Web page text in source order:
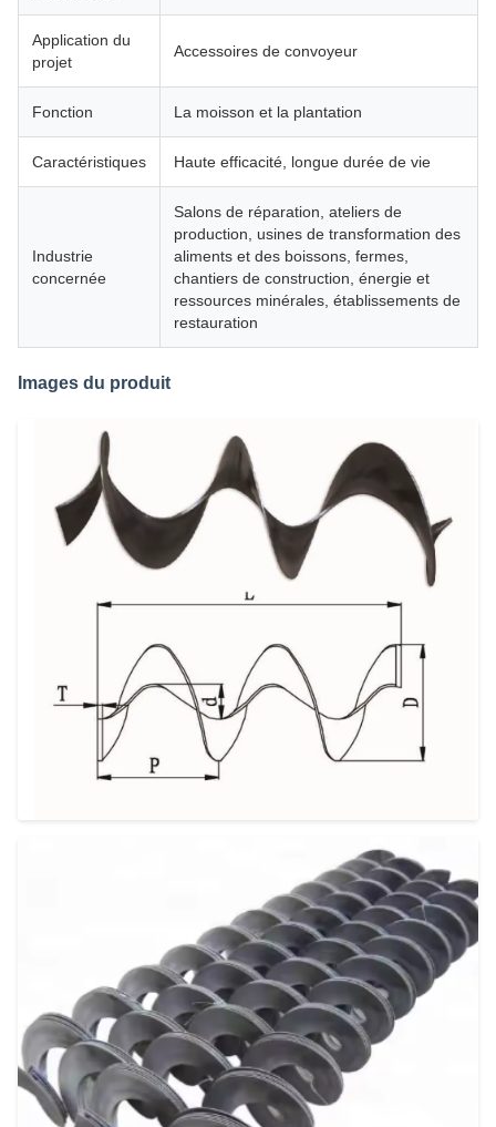
Application du
projet
Accessoires de convoyeur
Fonction La moisson et la plantation
Caractéristiques Haute efficacité, longue durée de vie
Industrie
concernée
Salons de réparation, ateliers de
production, usines de transformation des
aliments et des boissons, fermes,
chantiers de construction, énergie et
ressources minérales, établissements de
restauration
Images du produit